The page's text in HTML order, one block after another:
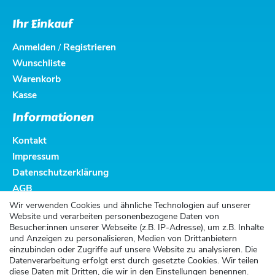
Wir verwenden Cookies und ähnliche Technologien auf unserer
Website und verarbeiten personenbezogene Daten von
Besucher:innen unserer Webseite (z.B. IP-Adresse), um z.B. Inhalte
und Anzeigen zu personalisieren, Medien von Drittanbietern
einzubinden oder Zugriffe auf unsere Website zu analysieren. Die
Datenverarbeitung erfolgt erst durch gesetzte Cookies. Wir teilen
diese Daten mit Dritten, die wir in den Einstellungen benennen.
Ihr Einkauf
Anmelden / Registrieren
Wunschliste
Warenkorb
Kasse
Informationen
Kontakt
Impressum
Datenschutzerklärung
AGB
Altbatterieentsorgung
Kundenservice
Versand
Zahlung